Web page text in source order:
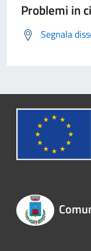
Problemi in
Segnala